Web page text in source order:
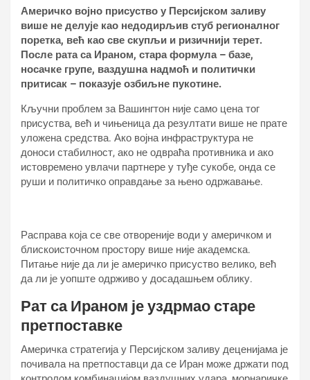
Америчко војно присуство у Персијском заливу
више не делује као недодирљив стуб регионалног
поретка, већ као све скупљи и ризичнији терет.
После рата са Ираном, стара формула – базе,
носачке групе, ваздушна надмоћ и политички
притисак – показује озбиљне пукотине.
Кључни проблем за Вашингтон није само цена тог
присуства, већ и чињеница да резултати више не прате
уложена средства. Ако војна инфраструктура не
доноси стабилност, ако не одвраћа противника и ако
истовремено увлачи партнере у туђе сукобе, онда се
руши и политичко оправдање за њено одржавање.
Расправа која се све отвореније води у америчком и
блискоисточном простору више није академска.
Питање није да ли је америчко присуство велико, већ
да ли је уопште одрживо у досадашњем облику.
Рат са Ираном је уздрмао старе
претпоставке
Америчка стратегија у Персијском заливу деценијама је
почивала на претпоставци да се Иран може држати под